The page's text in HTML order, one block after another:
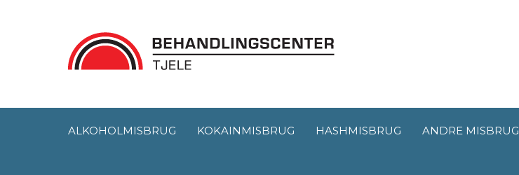
ALKOHOLMISBRUG KOKAINMISBRUG HASHMISBRUG ANDRE MISBRUG